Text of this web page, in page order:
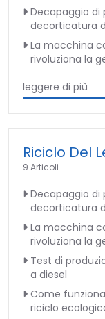
Decapaggio di
decorticatura
La macchina
rivoluziona la
leggere di più
Riciclo Del
9 Articoli
Decapaggio di
decorticatura
La macchina
rivoluziona la
Test di
a diesel
Come
riciclo